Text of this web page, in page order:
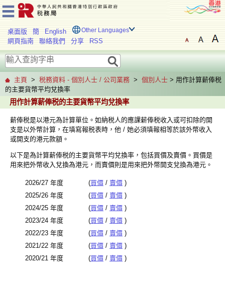
桌面版 簡 English Other Languages
網頁指南 聯絡我們 分享 RSS
主頁 > 税務資料 - 個別人士 / 公司業務 > 個別人士 > 用作計算薪俸税
的主要貨幣平均兌換率
用作計算薪俸税的主要貨幣平均兌換率
薪俸税是以港元為計算單位。如納税人的應課薪俸税收入或可扣除的開
支是以外幣計算，在填寫報税表時，他 / 她必須填報相等於該外幣收入
或開支的港元款額。
以下是為計算薪俸税的主要貨幣平均兌換率，包括買價及賣價。買價是
用來把外幣收入兌換為港元，而賣價則是用來把外幣開支兌換為港元。
2026/27 年度 (買價 / 賣價 )
2025/26 年度
(買價 / 賣價 )
2024/25 年度
(買價 / 賣價 )
2023/24 年度
(買價 / 賣價 )
2022/23 年度
(買價 / 賣價 )
2021/22 年度
(買價 / 賣價 )
2020/21 年度
(買價 / 賣價 )